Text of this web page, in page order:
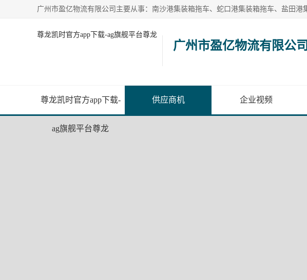
尊龙凯时官方app下载-ag旗舰平台尊龙
广州市盈亿物流有限公司
尊龙凯时官方app下载-
ag旗舰平台尊龙
供应商机 企业视频